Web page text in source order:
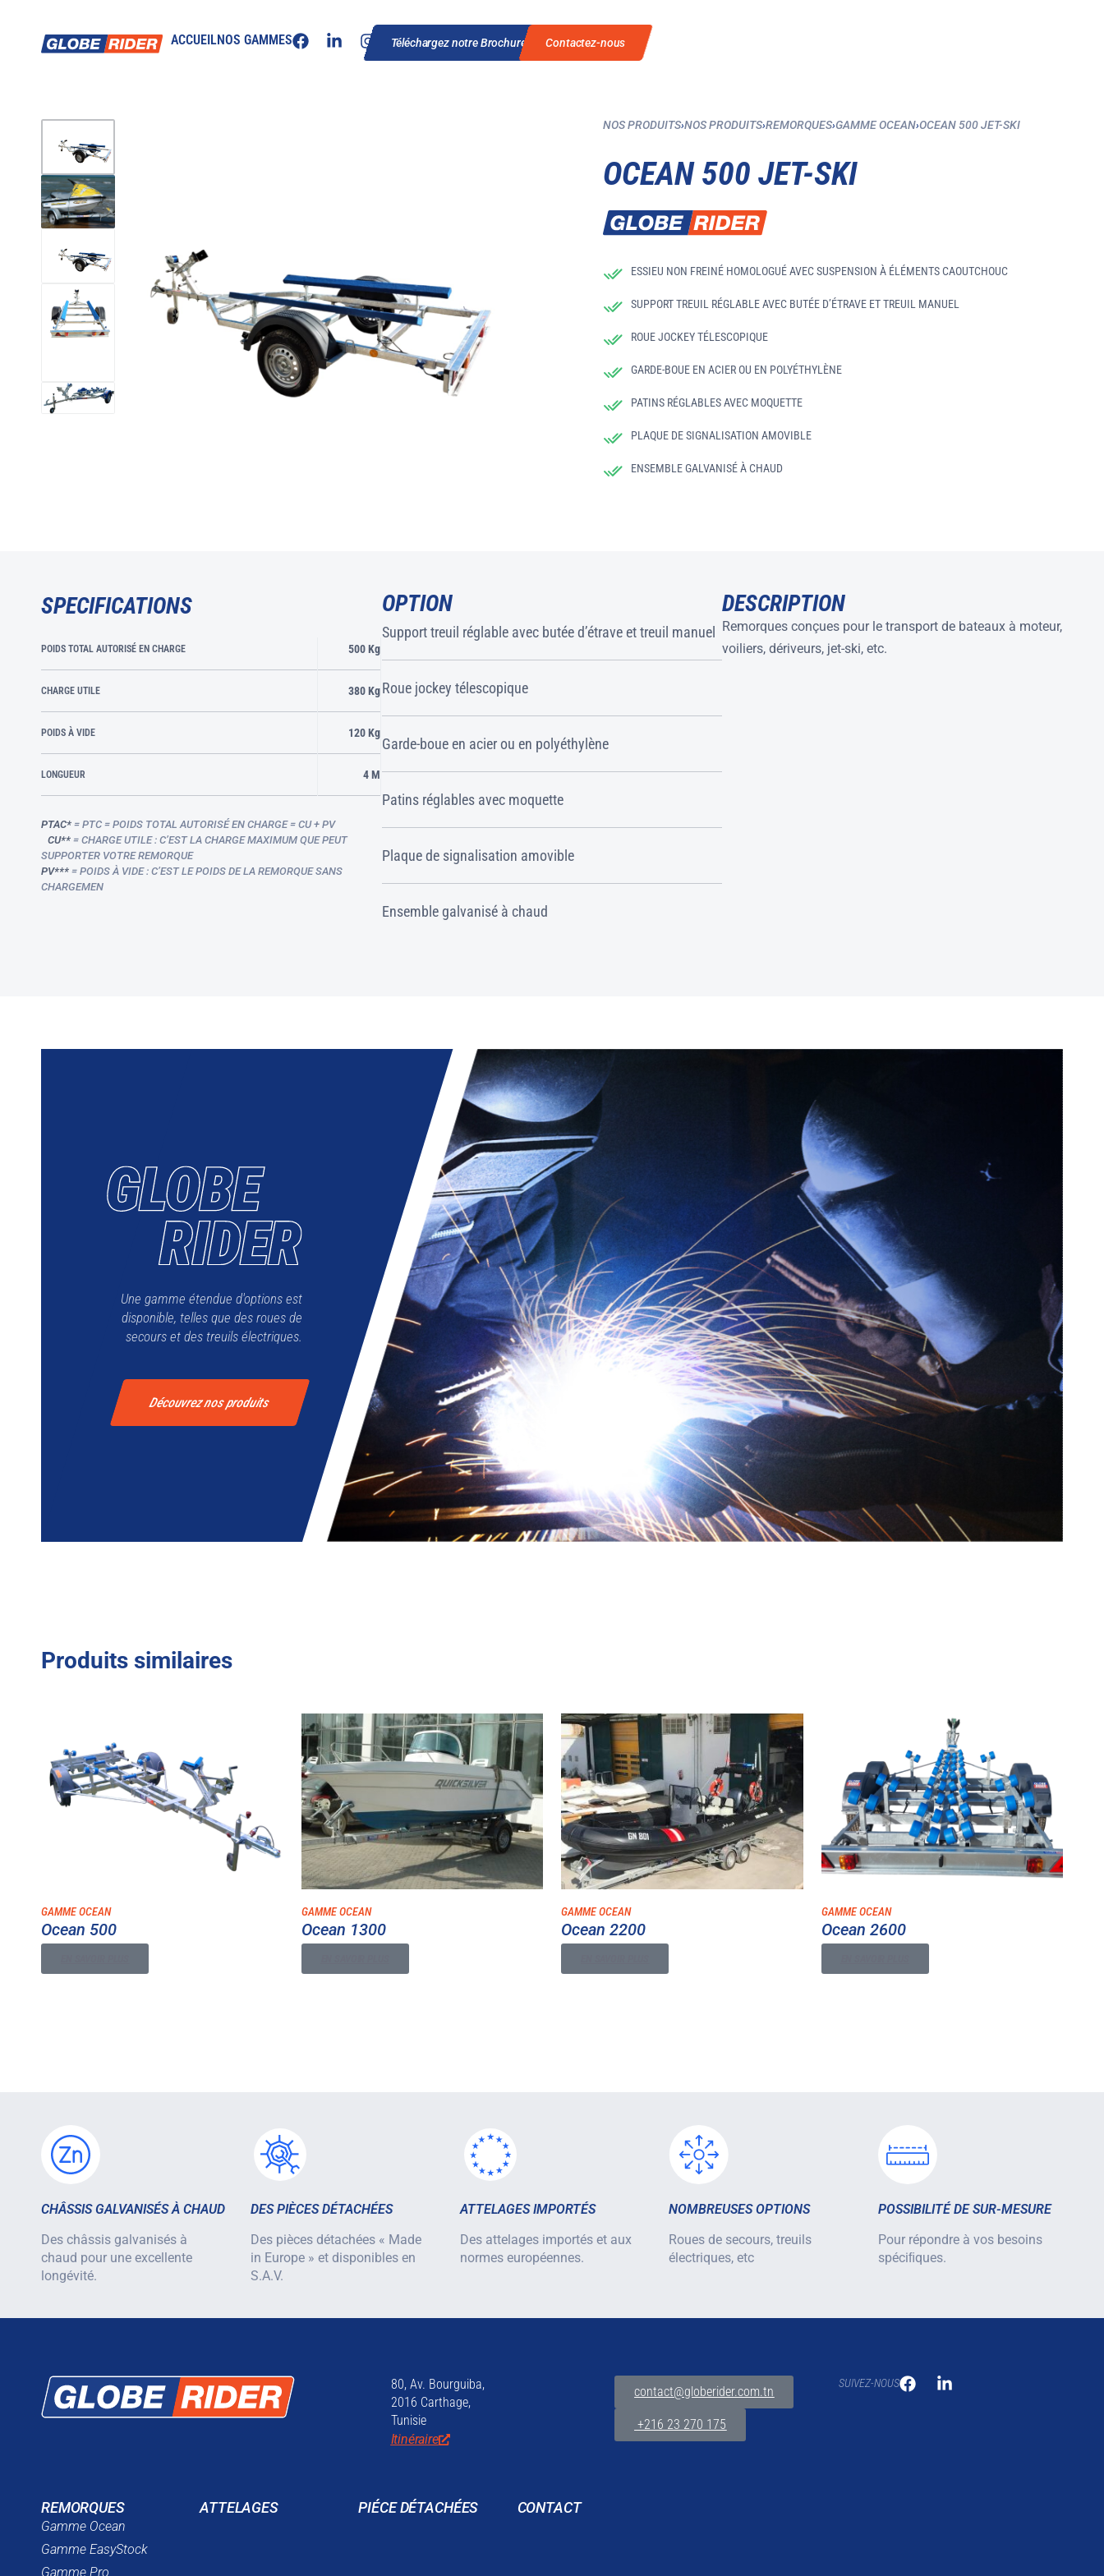
ACCUEILNOS GAMMES Téléchargez notre Brochure Contactez-nous
NOS PRODUITS›NOS PRODUITS›REMORQUES›GAMME OCEAN›OCEAN 500 JET-SKI
OCEAN 500 JET-SKI
ESSIEU NON FREINÉ HOMOLOGUÉ AVEC SUSPENSION À ÉLÉMENTS CAOUTCHOUC
SUPPORT TREUIL RÉGLABLE AVEC BUTÉE D’ÉTRAVE ET TREUIL MANUEL
ROUE JOCKEY TÉLESCOPIQUE
GARDE-BOUE EN ACIER OU EN POLYÉTHYLÈNE
PATINS RÉGLABLES AVEC MOQUETTE
PLAQUE DE SIGNALISATION AMOVIBLE
ENSEMBLE GALVANISÉ À CHAUD
SPECIFICATIONS
POIDS TOTAL AUTORISÉ EN CHARGE 500 Kg
CHARGE UTILE 380 Kg
POIDS À VIDE 120 Kg
LONGUEUR 4 M
PTAC* = PTC = POIDS TOTAL AUTORISÉ EN CHARGE = CU + PV
CU** = CHARGE UTILE : C’EST LA CHARGE MAXIMUM QUE PEUT
SUPPORTER VOTRE REMORQUE
PV*** = POIDS À VIDE : C’EST LE POIDS DE LA REMORQUE SANS
CHARGEMEN
OPTION
Support treuil réglable avec butée d’étrave et treuil manuel
Roue jockey télescopique
Garde-boue en acier ou en polyéthylène
Patins réglables avec moquette
Plaque de signalisation amovible
Ensemble galvanisé à chaud
DESCRIPTION
Remorques conçues pour le transport de bateaux à moteur,
voiliers, dériveurs, jet-ski, etc.
Une gamme étendue d'options est
disponible, telles que des roues de
secours et des treuils électriques.
Découvrez nos produits
Produits similaires
GAMME OCEAN
Ocean 500
GAMME OCEAN
Ocean 1300
GAMME OCEAN
Ocean 2200
GAMME OCEAN
Ocean 2600
CHÂSSIS GALVANISÉS À CHAUD
Des châssis galvanisés à
chaud pour une excellente
longévité.
DES PIÈCES DÉTACHÉES
Des pièces détachées « Made
in Europe » et disponibles en
S.A.V.
ATTELAGES IMPORTÉS
Des attelages importés et aux
normes européennes.
NOMBREUSES OPTIONS
Roues de secours, treuils
électriques, etc
POSSIBILITÉ DE SUR-MESURE
Pour répondre à vos besoins
spéciﬁques.
80, Av. Bourguiba,
2016 Carthage,
Tunisie
Itinéraire
contact@globerider.com.tn
+216 23 270 175
SUIVEZ-NOUS
REMORQUES
Gamme Ocean
Gamme EasyStock
Gamme Pro
ATTELAGES PIÉCE DÉTACHÉES CONTACT